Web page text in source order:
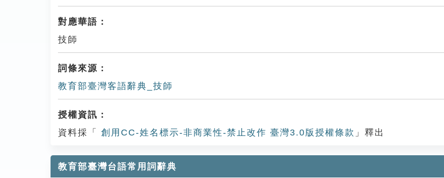
對應華語：
技師
詞條來源：
教育部臺灣客語辭典_技師
授權資訊：
資料採「
創用CC-姓名標示-非商業性-禁止改作 臺灣3.0版授權條款 」釋出
教育部臺灣台語常用詞辭典